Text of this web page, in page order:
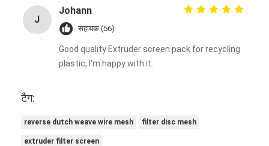
J
Johann
सहायक (56)
Good quality Extruder screen pack for recycling
plastic, I'm happy with it.
टैग:
reverse dutch weave wire mesh filter disc mesh
extruder filter screen